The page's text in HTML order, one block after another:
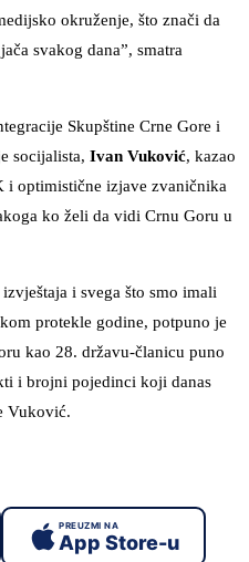
okruženje, što znači da
svakog dana”, smatra
Skupštine Crne Gore i
socijalista, Ivan Vuković, kazao
i optimistične izjave zvaničnika
ko želi da vidi Crnu Goru u
i svega što smo imali
protekle godine, potpuno je
kao 28. državu-članicu puno
i brojni pojedinci koji danas
Vuković.
PREUZMI NA
App Store-u